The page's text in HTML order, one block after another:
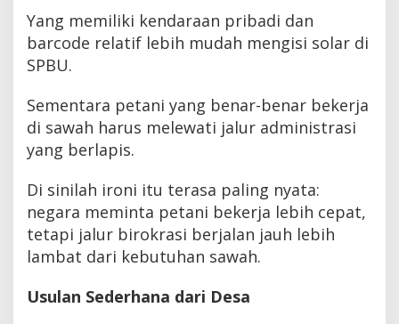
Yang memiliki kendaraan pribadi dan
barcode relatif lebih mudah mengisi solar di
SPBU.
Sementara petani yang benar-benar bekerja
di sawah harus melewati jalur administrasi
yang berlapis.
Di sinilah ironi itu terasa paling nyata:
negara meminta petani bekerja lebih cepat,
tetapi jalur birokrasi berjalan jauh lebih
lambat dari kebutuhan sawah.
Usulan Sederhana dari Desa